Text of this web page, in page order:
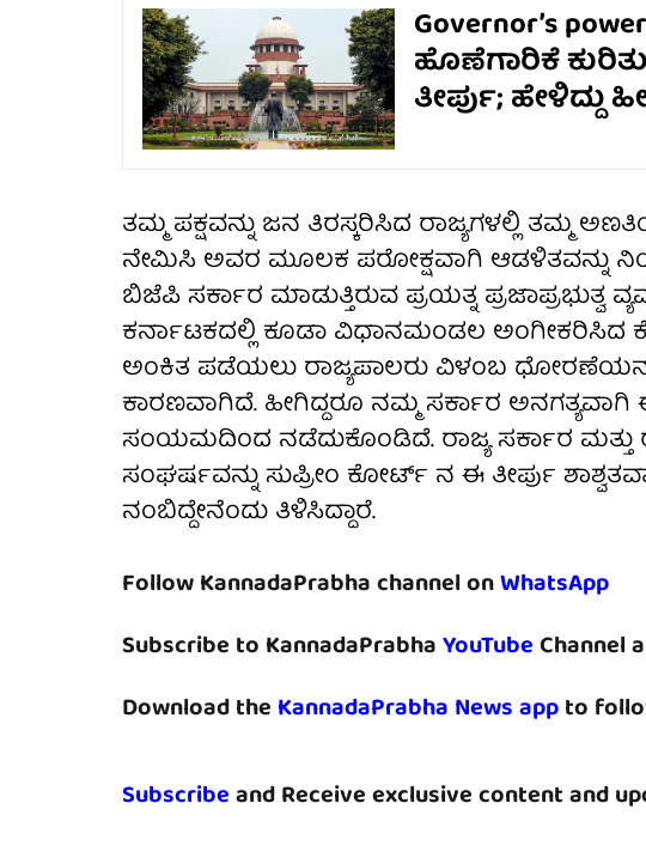
Governor’s
ಹೊಣೆಗಾರಿಕೆ
ತೀರ್ಪು; ಹೇಳಿದ್ದು
ತಮ್ಮ ಪಕ್ಷವನ್ನು ಜನ ತಿರಸ್ಕರಿಸಿದ ರಾಜ್ಯಗಳಲ್ಲಿ ತಮ್ಮ
ನೇಮಿಸಿ ಅವರ ಮೂಲಕ ಪರೋಕ್ಷವಾಗಿ ಆಡಳಿತವನ್ನು
ಬಿಜೆಪಿ ಸರ್ಕಾರ ಮಾಡುತ್ತಿರುವ ಪ್ರಯತ್ನ ಪ್ರಜಾಪ್ರಭುತ್ವ
ಕರ್ನಾಟಕದಲ್ಲಿ ಕೂಡಾ ವಿಧಾನಮಂಡಲ ಅಂಗೀಕರಿಸಿದ
ಅಂಕಿತ ಪಡೆಯಲು ರಾಜ್ಯಪಾಲರು ವಿಳಂಬ ಧೋರಣೆಯನ್ನು
ಕಾರಣವಾಗಿದೆ. ಹೀಗಿದ್ದರೂ ನಮ್ಮ ಸರ್ಕಾರ
ಸಂಯಮದಿಂದ ನಡೆದುಕೊಂಡಿದೆ. ರಾಜ್ಯ ಸರ್ಕಾರ
ಸಂಘರ್ಷವನ್ನು ಸುಪ್ರೀಂ ಕೋರ್ಟ್ ನ ಈ ತೀರ್ಪು
ನಂಬಿದ್ದೇನೆಂದು ತಿಳಿಸಿದ್ದಾರೆ.
Follow KannadaPrabha channel onWhatsApp
Subscribe to KannadaPrabhaYouTubeChannel
Download the KannadaPrabha News appto
Subscribeand Receive exclusive content and